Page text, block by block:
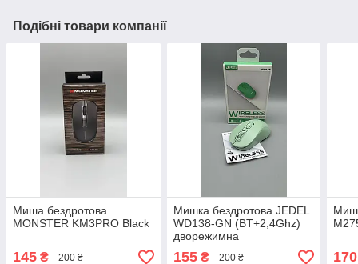
Подібні товари компанії
Миша бездротова
MONSTER KM3PRO Black
145 ₴ 200 ₴
Мишка бездротова JEDEL
WD138-GN (BT+2,4Ghz)
дворежимна
155₴ 200 ₴ 170